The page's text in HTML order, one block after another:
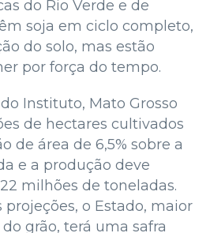
do Rio Verde e de
soja em ciclo completo,
do solo, mas estão
por força do tempo.
Instituto, Mato Grosso
de hectares cultivados
de área de 6,5% sobre a
e a produção deve
milhões de toneladas.
projeções, o Estado, maior
grão, terá uma safra